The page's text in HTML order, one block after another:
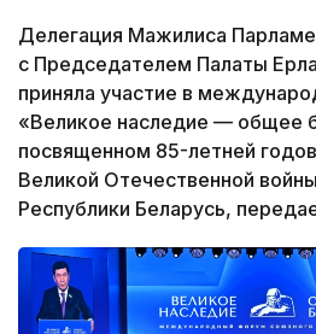
Делегация Мажилиса
с Председателем Палаты
приняла участие в
«Великое наследие — общее
посвященном 85-летней
Великой Отечественной
Республики Беларусь,